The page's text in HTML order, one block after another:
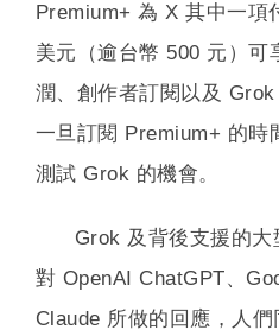
Premium+ 為 X 其中一項
美元（逾台幣 500 元）可
潤、創作者訂閱以及 Grok
一旦訂閱 Premium+ 的時
測試 Grok 的機會。
Grok 及背後支援的
對 OpenAI ChatGPT、
Claude 所做的回應，人